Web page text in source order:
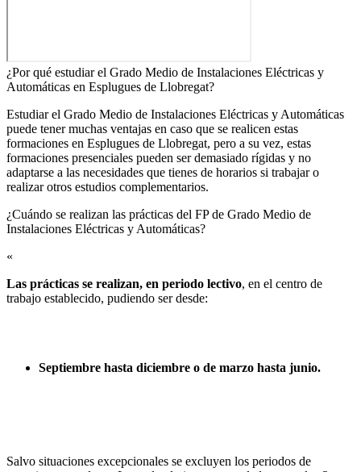
¿Por qué estudiar el Grado Medio de Instalaciones Eléctricas y
Automáticas en Esplugues de Llobregat?
Estudiar el Grado Medio de Instalaciones Eléctricas y Automáticas
puede tener muchas ventajas en caso que se realicen estas
formaciones en Esplugues de Llobregat, pero a su vez, estas
formaciones presenciales pueden ser demasiado rígidas y no
adaptarse a las necesidades que tienes de horarios si trabajar o
realizar otros estudios complementarios.
¿Cuándo se realizan las prácticas del FP de Grado Medio de
Instalaciones Eléctricas y Automáticas?​
«
Las prácticas se realizan, en periodo lectivo, en el centro de
trabajo establecido, pudiendo ser desde:
Septiembre hasta diciembre o de marzo hasta junio.
Salvo situaciones excepcionales se excluyen los periodos de